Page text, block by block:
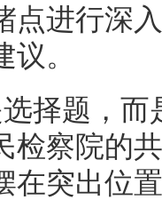
点进行深
。
择题，
检察院的
在突出位